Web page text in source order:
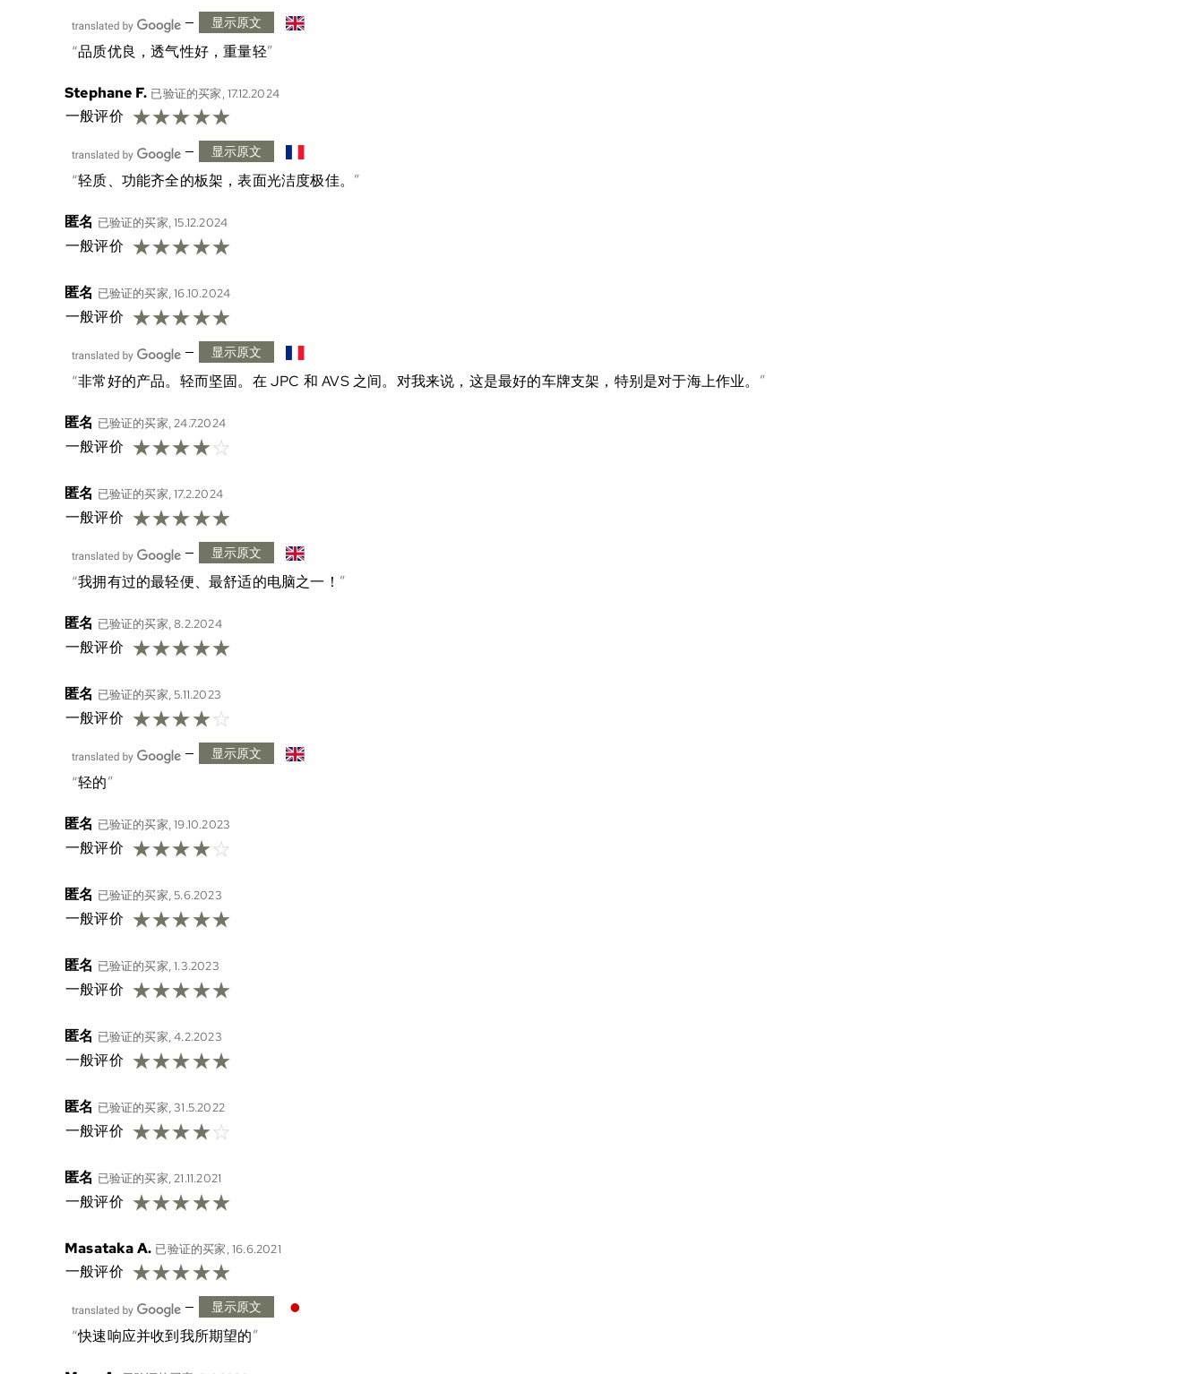
— 显示原文
品质优良，透气性好，重量轻
Stephane F. 已验证的买家, 17.12.2024
一般评价 ☆☆☆☆☆
— 显示原文
轻质、功能齐全的板架，表面光洁度极佳。
匿名 已验证的买家, 15.12.2024
一般评价 ☆☆☆☆☆
匿名 已验证的买家, 16.10.2024
一般评价 ☆☆☆☆☆
— 显示原文
非常好的产品。轻而坚固。在 JPC 和 AVS 之间。对我来说，这是最好的车牌支架，特别是对于海上作业。
匿名 已验证的买家, 24.7.2024
一般评价 ☆☆☆☆☆
匿名 已验证的买家, 17.2.2024
一般评价 ☆☆☆☆☆
— 显示原文
我拥有过的最轻便、最舒适的电脑之一！
匿名 已验证的买家, 8.2.2024
一般评价 ☆☆☆☆☆
匿名 已验证的买家, 5.11.2023
一般评价 ☆☆☆☆☆
— 显示原文
轻的
匿名 已验证的买家, 19.10.2023
一般评价 ☆☆☆☆☆
匿名 已验证的买家, 5.6.2023
一般评价 ☆☆☆☆☆
匿名 已验证的买家, 1.3.2023
一般评价 ☆☆☆☆☆
匿名 已验证的买家, 4.2.2023
一般评价 ☆☆☆☆☆
匿名 已验证的买家, 31.5.2022
一般评价 ☆☆☆☆☆
匿名 已验证的买家, 21.11.2021
一般评价 ☆☆☆☆☆
Masataka A. 已验证的买家, 16.6.2021
一般评价 ☆☆☆☆☆
— 显示原文
快速响应并收到我所期望的